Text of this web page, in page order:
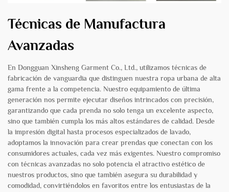
Técnicas de Manufactura
Avanzadas
En Dongguan Xinsheng Garment Co., Ltd., utilizamos técnicas de
fabricación de vanguardia que distinguen nuestra ropa urbana de alta
gama frente a la competencia. Nuestro equipamiento de última
generación nos permite ejecutar diseños intrincados con precisión,
garantizando que cada prenda no solo tenga un excelente aspecto,
sino que también cumpla los más altos estándares de calidad. Desde
la impresión digital hasta procesos especializados de lavado,
adoptamos la innovación para crear prendas que conectan con los
consumidores actuales, cada vez más exigentes. Nuestro compromiso
con técnicas avanzadas no solo potencia el atractivo estético de
nuestros productos, sino que también asegura su durabilidad y
comodidad, convirtiéndolos en favoritos entre los entusiastas de la